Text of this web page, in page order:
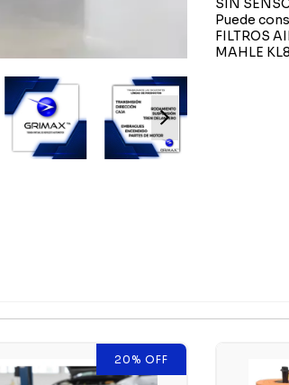
SIN
Puede
FILTROS
MAHLE
20% OFF